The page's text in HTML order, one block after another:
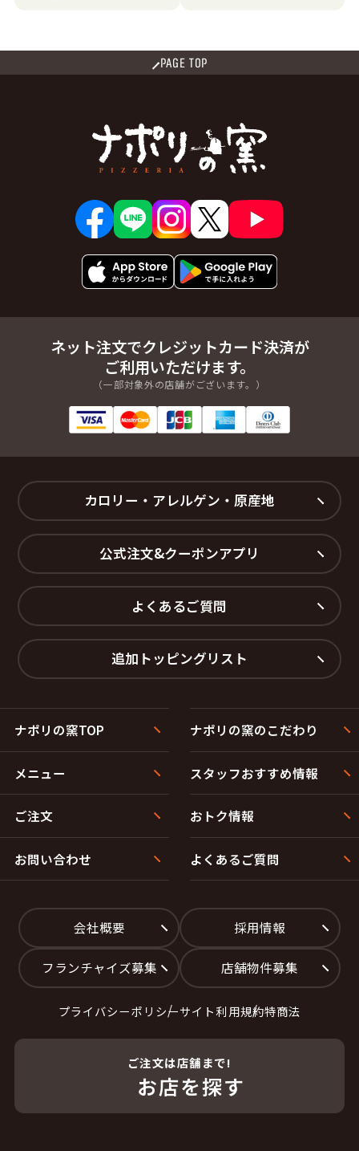
PAGE TOP
ネット注文でクレジットカード決済が
ご利用いただけます。
（一部対象外の店舗がございます。）
カロリー・アレルゲン・原産地
公式注文&クーポンアプリ
よくあるご質問
追加トッピングリスト
ナポリの窯TOP ナポリの窯のこだわり
メニュー スタッフおすすめ情報
ご注文 おトク情報
お問い合わせ よくあるご質問
会社概要 採用情報
フランチャイズ募集 店舗物件募集
プライバシーポリシーサイト利用規約特商法
ご注文は店舗まで!
お店を探す